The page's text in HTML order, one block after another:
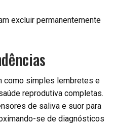
excluir permanentemente
como simples lembretes e
reprodutiva completas.
de saliva e suor para
se de diagnósticos